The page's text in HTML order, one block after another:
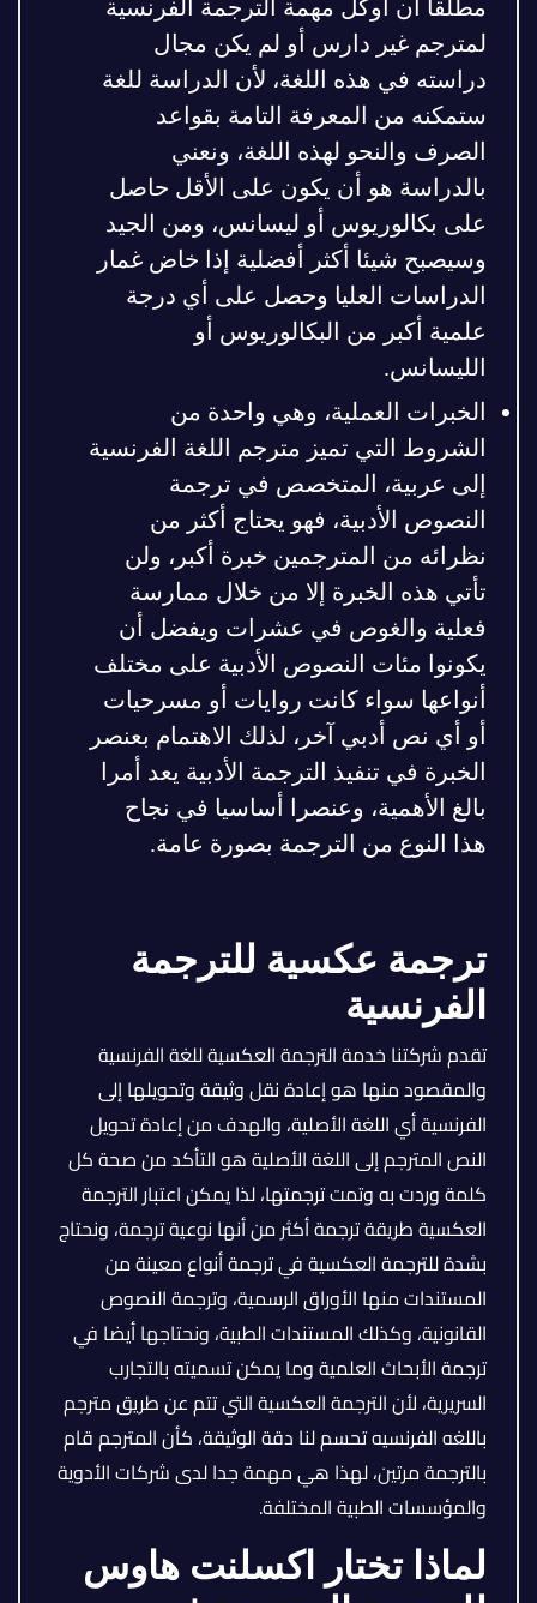
مطلقا أن أوكل مهمة الترجمة الفرنسية
لمترجم غير دارس أو لم يكن مجال
دراسته في هذه اللغة، لأن الدراسة للغة
ستمكنه من المعرفة التامة بقواعد
الصرف والنحو لهذه اللغة، ونعني
بالدراسة هو أن يكون على الأقل حاصل
على بكالوريوس أو ليسانس، ومن الجيد
وسيصبح شيئا أكثر أفضلية إذا خاض غمار
الدراسات العليا وحصل على أي درجة
علمية أكبر من البكالوريوس أو
الليسانس.
الخبرات العملية، وهي واحدة من
الشروط التي تميز مترجم اللغة الفرنسية
إلى عربية، المتخصص في ترجمة
النصوص الأدبية، فهو يحتاج أكثر من
نظرائه من المترجمين خبرة أكبر، ولن
تأتي هذه الخبرة إلا من خلال ممارسة
فعلية والغوص في عشرات ويفضل أن
يكونوا مئات النصوص الأدبية على مختلف
أنواعها سواء كانت روايات أو مسرحيات
أو أي نص أدبي آخر، لذلك الاهتمام بعنصر
الخبرة في تنفيذ الترجمة الأدبية يعد أمرا
بالغ الأهمية، وعنصرا أساسيا في نجاح
هذا النوع من الترجمة بصورة عامة.
ترجمة عكسية للترجمة
الفرنسية
تقدم شركتنا خدمة الترجمة العكسية للغة الفرنسية
والمقصود منها هو إعادة نقل وثيقة وتحويلها إلى
الفرنسية أي اللغة الأصلية، والهدف من إعادة تحويل
النص المترجم إلى اللغة الأصلية هو التأكد من صحة كل
كلمة وردت به وتمت ترجمتها، لذا يمكن اعتبار الترجمة
العكسية طريقة ترجمة أكثر من أنها نوعية ترجمة، ونحتاج
بشدة للترجمة العكسية في ترجمة أنواع معينة من
المستندات منها الأوراق الرسمية، وترجمة النصوص
القانونية، وكذلك المستندات الطبية، ونحتاجها أيضا في
ترجمة الأبحاث العلمية وما يمكن تسميته بالتجارب
السريرية، لأن الترجمة العكسية التي تتم عن طريق مترجم
باللغه الفرنسيه تحسم لنا دقة الوثيقة، كأن المترجم قام
بالترجمة مرتين، لهذا هي مهمة جدا لدى شركات الأدوية
والمؤسسات الطبية المختلفة.
لماذا تختار اكسلنت هاوس